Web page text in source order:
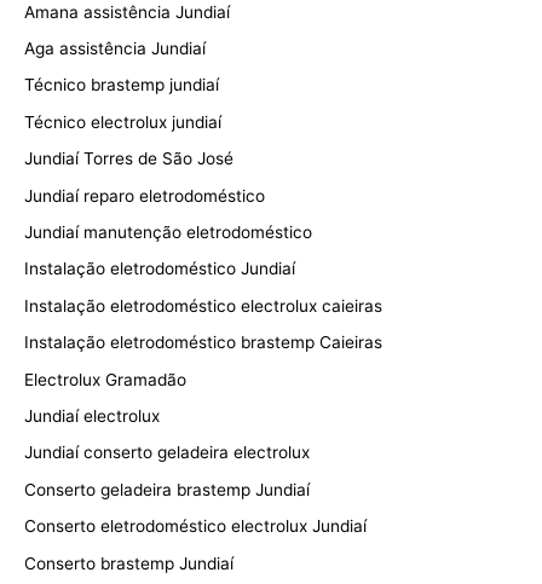
Amana assistência Jundiaí
Aga assistência Jundiaí
Técnico brastemp jundiaí
Técnico electrolux jundiaí
Jundiaí Torres de São José
Jundiaí reparo eletrodoméstico
Jundiaí manutenção eletrodoméstico
Instalação eletrodoméstico Jundiaí
Instalação eletrodoméstico electrolux caieiras
Instalação eletrodoméstico brastemp Caieiras
Electrolux Gramadão
Jundiaí electrolux
Jundiaí conserto geladeira electrolux
Conserto geladeira brastemp Jundiaí
Conserto eletrodoméstico electrolux Jundiaí
Conserto brastemp Jundiaí